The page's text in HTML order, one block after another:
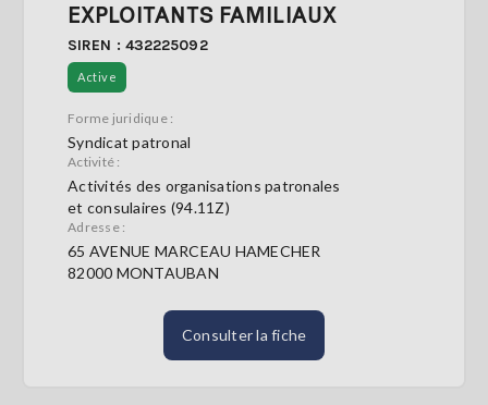
EXPLOITANTS FAMILIAUX
SIREN : 432225092
Active
Forme juridique :
Syndicat patronal
Activité :
Activités des organisations patronales
et consulaires (94.11Z)
Adresse :
65 AVENUE MARCEAU HAMECHER
82000 MONTAUBAN
Consulter la fiche